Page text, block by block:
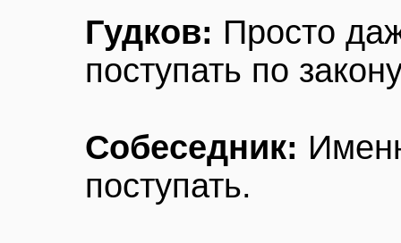
Гудков: Просто
поступать по
Собеседник:
поступать.